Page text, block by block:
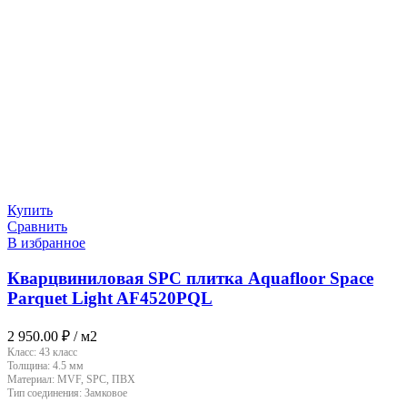
Купить
Сравнить
В избранное
Кварцвиниловая SPC плитка Aquafloor Space
Parquet Light AF4520PQL
2 950.00 ₽ / м2
Класс: 43 класс
Толщина: 4.5 мм
Материал: MVF, SPC, ПВХ
Тип соединения: Замковое